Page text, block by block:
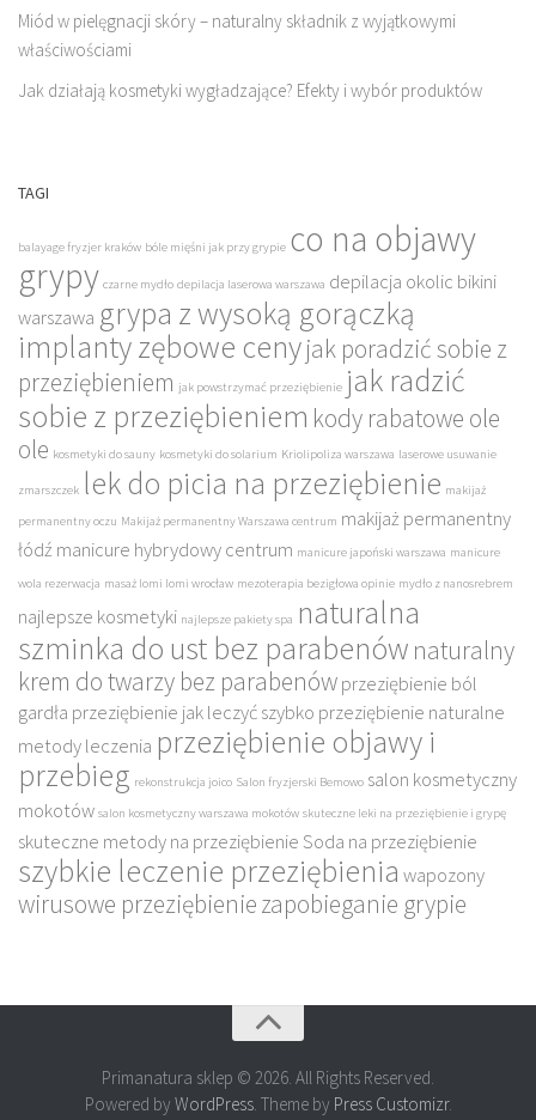
Miód w pielęgnacji skóry – naturalny składnik z wyjątkowymi
właściwościami
Jak działają kosmetyki wygładzające? Efekty i wybór produktów
TAGI
balayage fryzjer kraków bóle mięśni jak przy grypie co na objawy
grypy czarne mydło depilacja laserowa warszawa depilacja okolic bikini
warszawa grypa z wysoką gorączką
implanty zębowe cenyjak poradzić sobie z
przeziębieniem jak powstrzymać przeziębienie jak radzić
sobie z przeziębieniem kody rabatowe ole
ole kosmetyki do sauny kosmetyki do solarium Kriolipoliza warszawa laserowe usuwanie
zmarszczek lek do picia na przeziębienie makijaż
permanentny oczu Makijaż permanentny Warszawa centrum makijaż permanentny
łódź manicure hybrydowy centrum manicure japoński warszawa manicure
wola rezerwacja masaż lomi lomi wrocław mezoterapia bezigłowa opinie mydło z nanosrebrem
najlepsze kosmetyki najlepsze pakiety spa naturalna
szminka do ust bez parabenów naturalny
krem do twarzy bez parabenówprzeziębienie ból
gardła przeziębienie jak leczyć szybko przeziębienie naturalne
metody leczenia przeziębienie objawy i
przebieg rekonstrukcja joico Salon fryzjerski Bemowo salon kosmetyczny
mokotów salon kosmetyczny warszawa mokotów skuteczne leki na przeziębienie i grypę
skuteczne metody na przeziębienieSoda na przeziębienie
szybkie leczenie przeziębienia wapozony
wirusowe przeziębieniezapobieganie grypie
Primanatura sklep © 2026. All Rights Reserved.
Powered by WordPress. Theme by Press Customizr.